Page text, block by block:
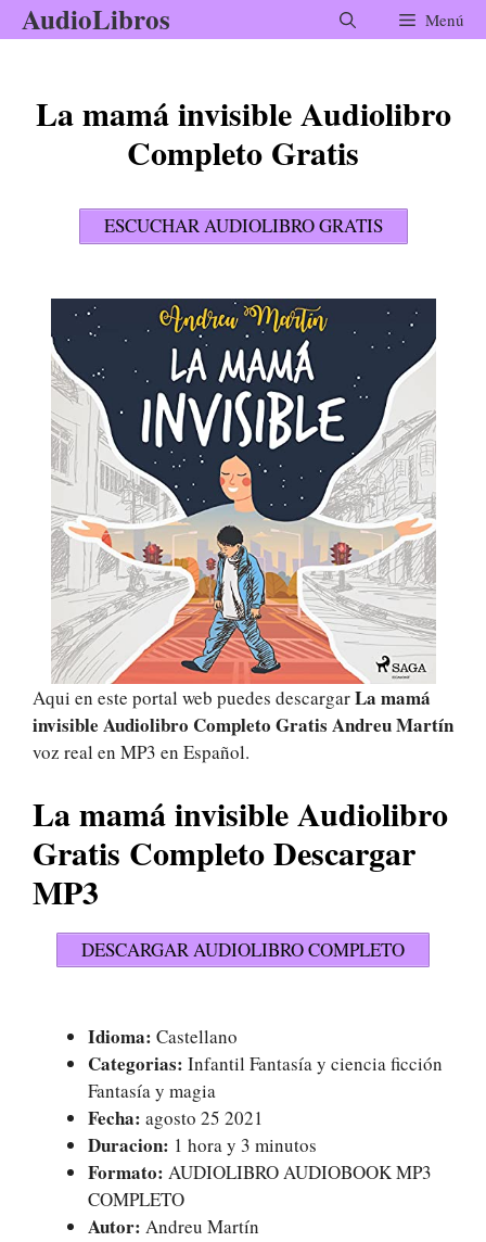
Saltar
al
AudioLibros Menú
La mamá invisible Audiolibro
Completo Gratis
ESCUCHAR AUDIOLIBRO GRATIS
Aqui en este portal web puedes descargarLa mamá
invisible Audiolibro Completo Gratis Andreu Martín
voz real en MP3 en Español.
La mamá invisible Audiolibro
Gratis Completo Descargar
MP3
DESCARGAR AUDIOLIBRO COMPLETO
Idioma: Castellano
Categorias: Infantil Fantasía y ciencia ficción
Fantasía y magia
Fecha: agosto 25 2021
Duracion: 1 hora y 3 minutos
Formato: AUDIOLIBRO AUDIOBOOK MP3
COMPLETO
Autor: Andreu Martín